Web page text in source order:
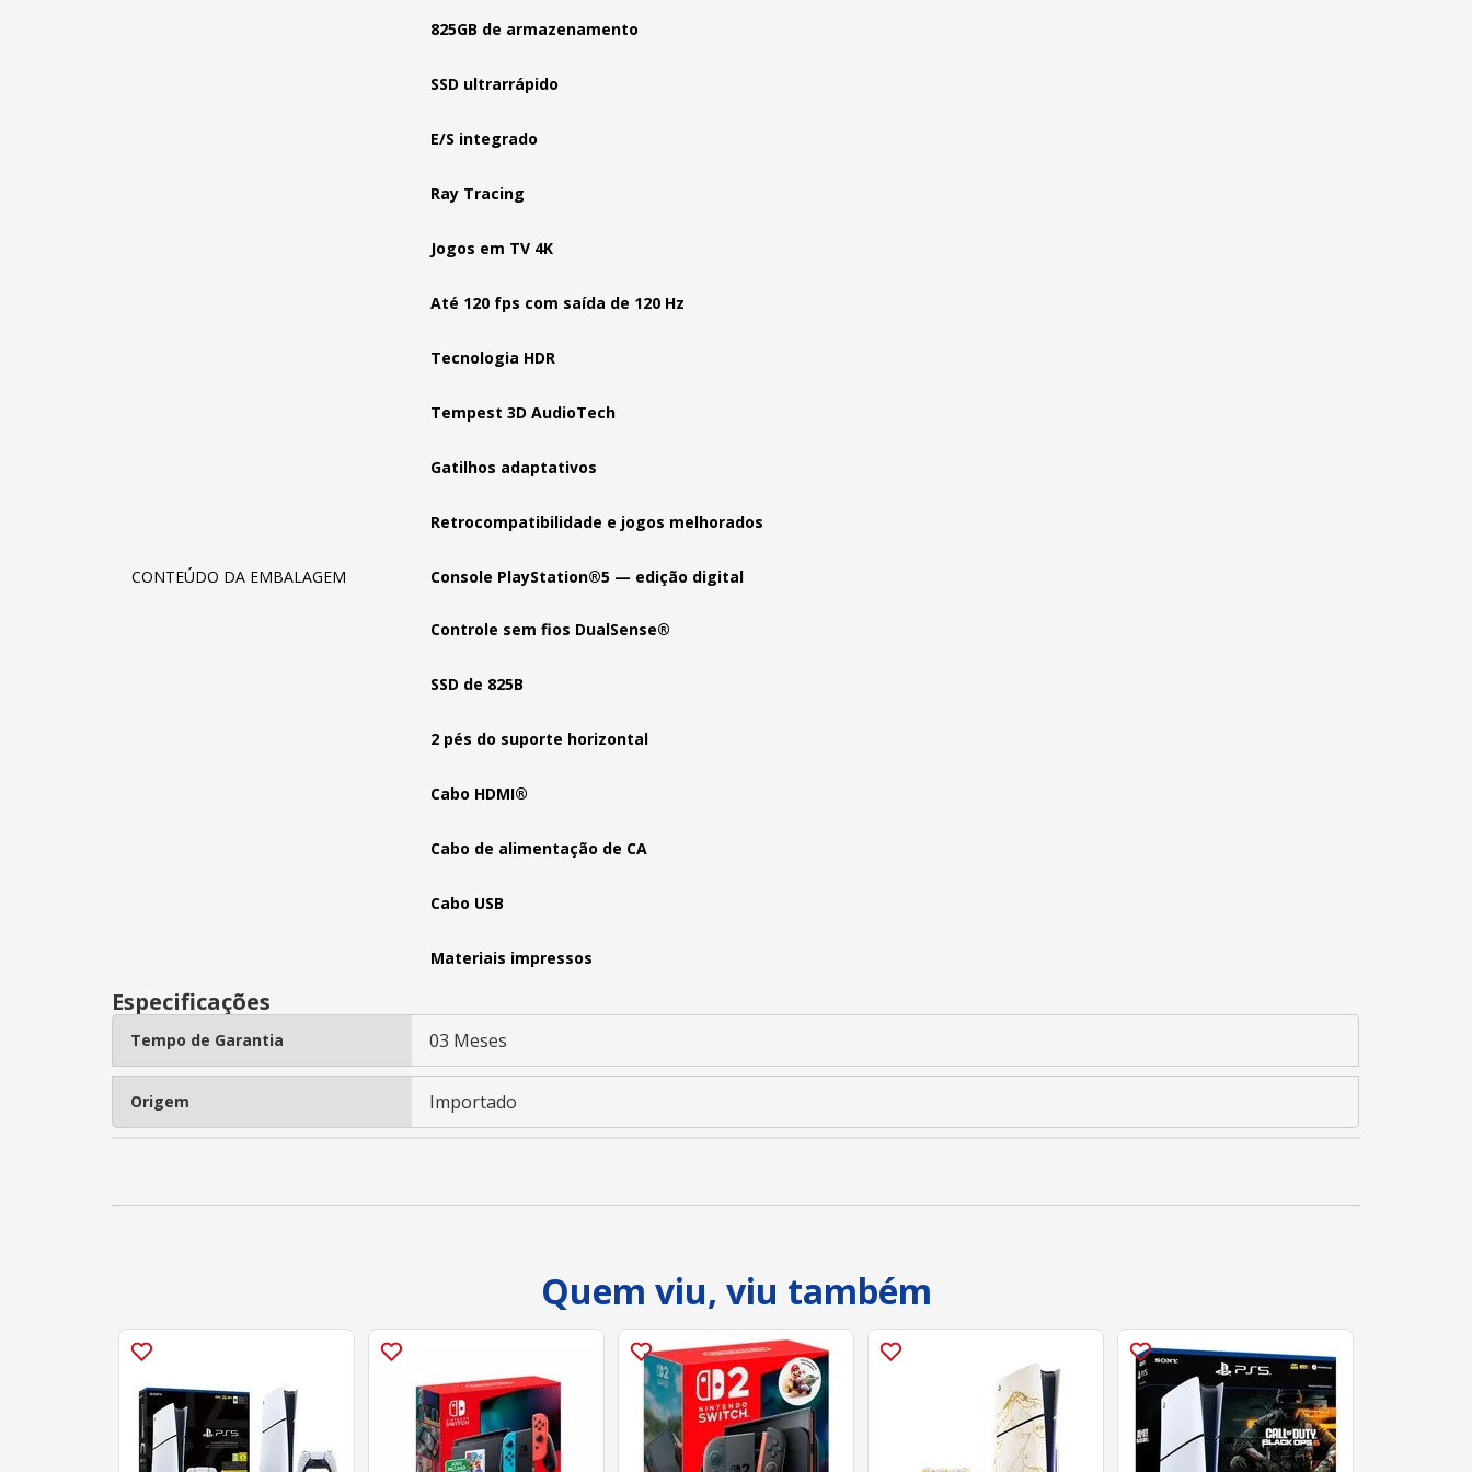
825GB de armazenamento
SSD ultrarrápido
E/S integrado
Ray Tracing
Jogos em TV 4K
Até 120 fps com saída de 120 Hz
Tecnologia HDR
Tempest 3D AudioTech
Gatilhos adaptativos
Retrocompatibilidade e jogos melhorados
CONTEÚDO DA EMBALAGEM Console PlayStation®5 — edição digital
Controle sem fios DualSense®
SSD de 825B
2 pés do suporte horizontal
Cabo HDMI®
Cabo de alimentação de CA
Cabo USB
Materiais impressos
Especificações
Tempo de Garantia 03 Meses
Origem Importado
Quem viu, viu também